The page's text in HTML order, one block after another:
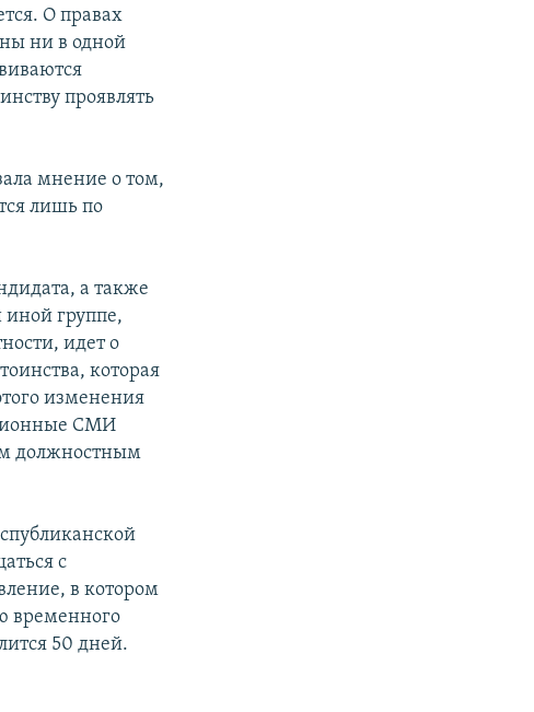
О правах
ни в одной
проявлять
мнение о том,
лишь по
а также
иной группе,
идет о
которая
изменения
СМИ
должностным
с
в котором
временного
50 дней.